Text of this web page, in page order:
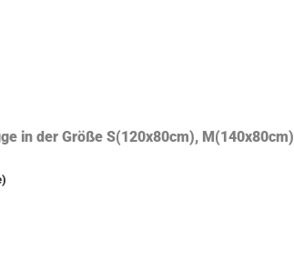
in der Größe S(120x80cm), M(140x80cm)